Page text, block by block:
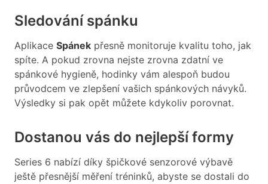
Sledování spánku
Aplikace Spánek přesně monitoruje kvalitu toho, jak
spíte. A pokud zrovna nejste zrovna zdatní ve
spánkové hygieně, hodinky vám alespoň budou
průvodcem ve zlepšení vašich spánkových návyků.
Výsledky si pak opět můžete kdykoliv porovnat.
Dostanou vás do nejlepší formy
Series 6 nabízí díky špičkové senzorové výbavě
ještě přesnější měření tréninků, abyste se dostali do